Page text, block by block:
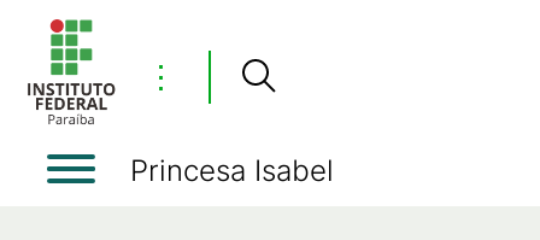
⋮
Princesa Isabel